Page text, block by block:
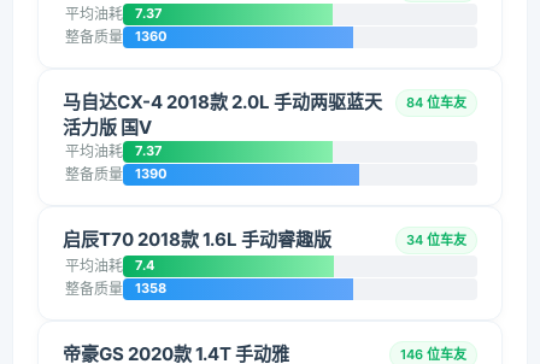
平均油耗 7.37
整备质量 1360
马自达CX-4 2018款 2.0L 手动两驱蓝天
活力版 国V
84 位车友
平均油耗 7.37
整备质量 1390
启辰T70 2018款 1.6L 手动睿趣版 34 位车友
平均油耗 7.4
整备质量 1358
帝豪GS 2020款 1.4T 手动雅 146 位车友